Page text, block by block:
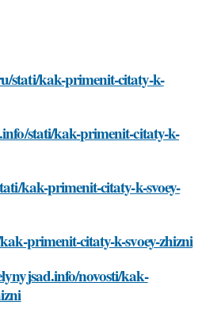
stati/kak-primenit-citaty-k-
stati/kak-primenit-citaty-k-
kak-primenit-citaty-k-svoey-
primenit-citaty-k-svoey-zhizni
novosti/kak-